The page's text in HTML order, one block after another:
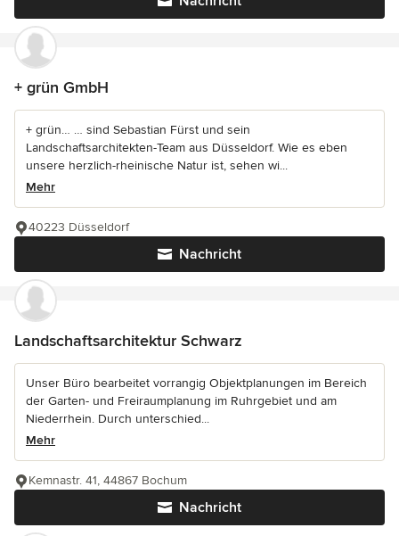
+ grün GmbH
+ grün… … sind Sebastian Fürst und sein
Landschaftsarchitekten-Team aus Düsseldorf. Wie es eben
unsere herzlich-rheinische Natur ist, sehen wi...
Mehr
Nachricht
40223 Düsseldorf
Landschaftsarchitektur Schwarz
Unser Büro bearbeitet vorrangig Objektplanungen im Bereich
der Garten- und Freiraumplanung im Ruhrgebiet und am
Niederrhein. Durch unterschied...
Mehr
Nachricht
Kemnastr. 41, 44867 Bochum